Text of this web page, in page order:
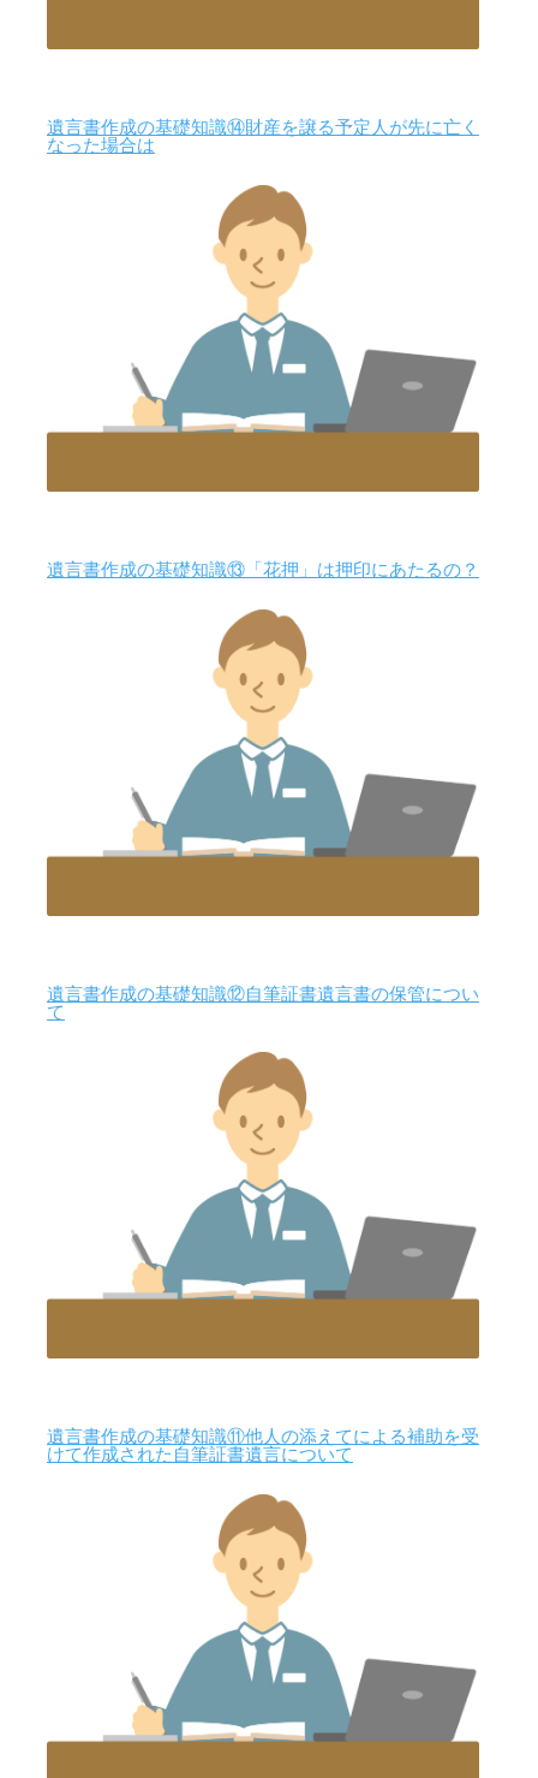
遺言書作成の基礎知識⑭財産を譲る予定人が先に亡く
なった場合は
遺言書作成の基礎知識⑬「花押」は押印にあたるの？
遺言書作成の基礎知識⑫自筆証書遺言書の保管につい
て
遺言書作成の基礎知識⑪他人の添えてによる補助を受
けて作成された自筆証書遺言について